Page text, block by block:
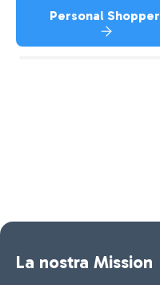
Personal Shopper
La nostra Mission